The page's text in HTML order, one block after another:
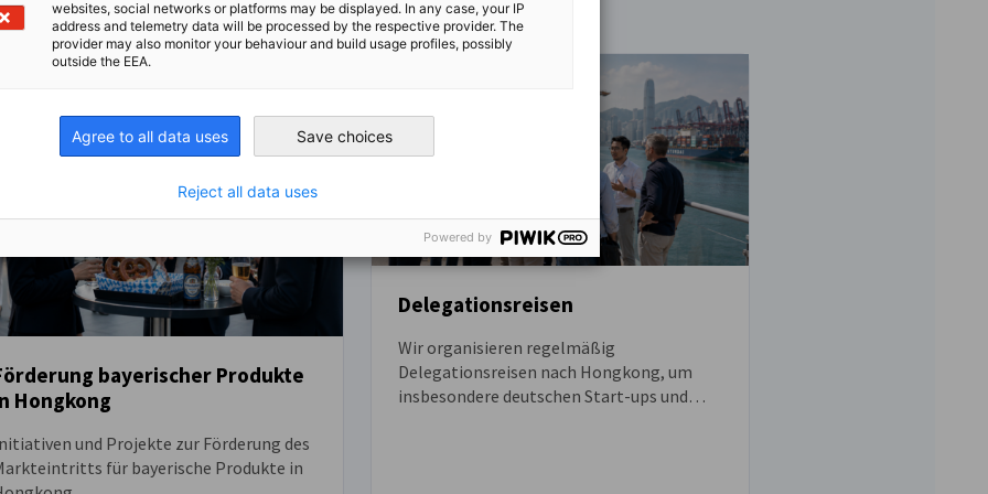
bayerischer Produkte
Hongkong
und Projekte zur Förderung des
für bayerische Produkte in
Delegationsreisen
Wir organisieren regelmäßig
Delegationsreisen nach Hongkong, um
insbesondere deutschen Start-ups und
websites, social networks or platforms may be displayed. In any case, your IP
address and telemetry data will be processed by the respective provider. The
provider may also monitor your behaviour and build usage profiles, possibly
outside the EEA.
Agree to all data uses Save choices
Reject all data uses
Powered by